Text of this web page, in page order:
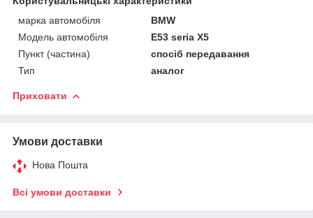
марка автомобіля
BMW
Модель автомобіля
E53 seria X5
Пункт (частина)
спосіб передавання
Тип
аналог
Приховати
Умови доставки
Нова Пошта
Всі умови доставки